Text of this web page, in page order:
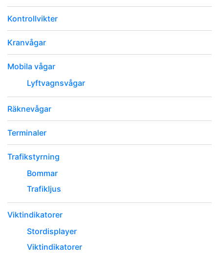
Kontrollvikter
Kranvågar
Mobila vågar
Lyftvagnsvågar
Räknevågar
Terminaler
Trafikstyrning
Bommar
Trafikljus
Viktindikatorer
Stordisplayer
Viktindikatorer